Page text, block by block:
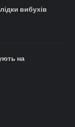
вибухів
на